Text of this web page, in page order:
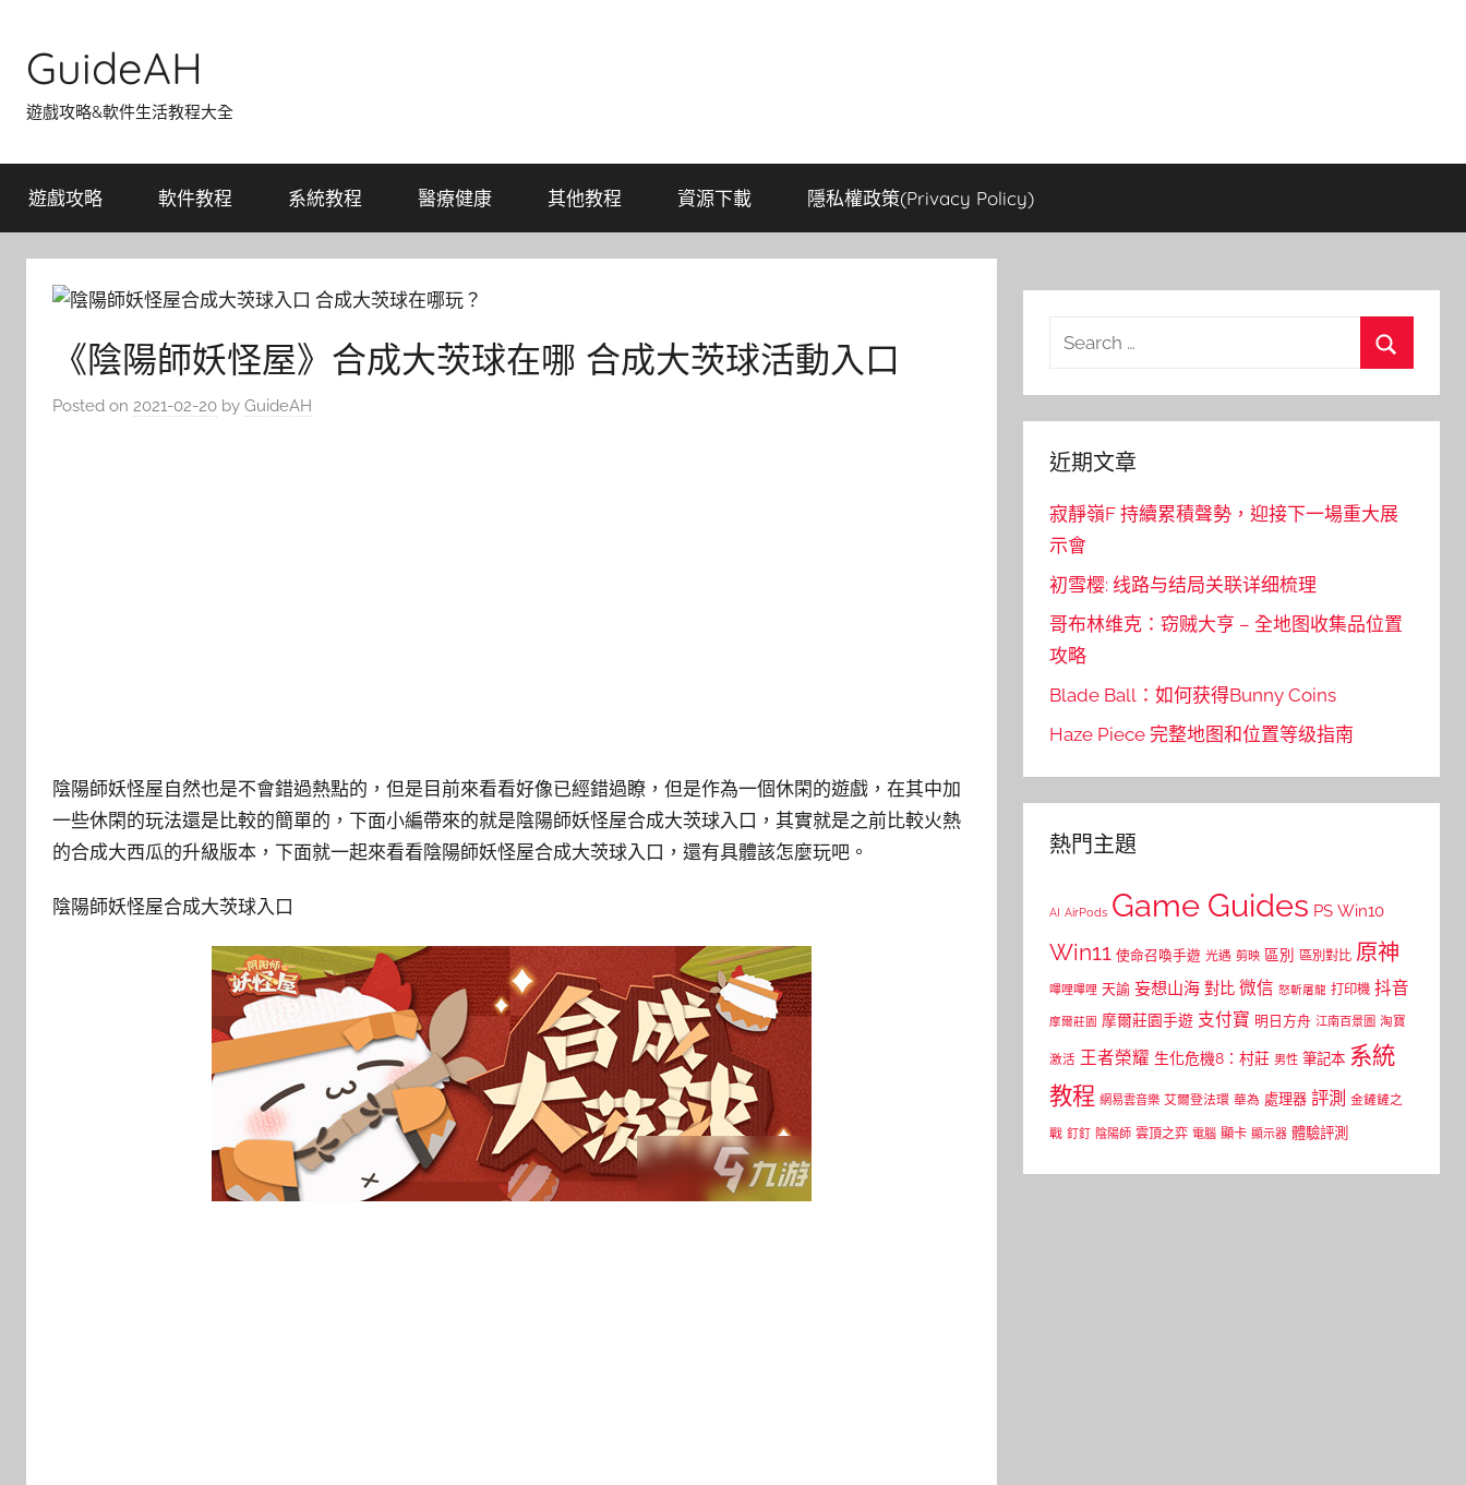
content
GuideAH
遊戲攻略&軟件生活教程大全
遊戲攻略 軟件教程 系統教程 醫療健康 其他教程 資源下載 隱私權政策(Privacy Policy)
《陰陽師妖怪屋》合成大茨球在哪 合成大茨球活動入口
Posted on 2021-02-20 by GuideAH
陰陽師妖怪屋自然也是不會錯過熱點的，但是目前來看看好像已經錯過瞭，但是作為一個休閑的遊戲，在其中加
一些休閑的玩法還是比較的簡單的，下面小編帶來的就是陰陽師妖怪屋合成大茨球入口，其實就是之前比較火熱
的合成大西瓜的升級版本，下面就一起來看看陰陽師妖怪屋合成大茨球入口，還有具體該怎麼玩吧。
陰陽師妖怪屋合成大茨球入口
Search
近期文章
寂靜嶺F 持續累積聲勢，迎接下一場重大展
示會
初雪樱: 线路与结局关联详细梳理
哥布林维克：窃贼大亨 – 全地图收集品位置
攻略
Blade Ball：如何获得Bunny Coins
Haze Piece 完整地图和位置等级指南
熱門主題
AI AirPods Game Guides PS Win10
Win11 使命召喚手遊 光遇 剪映 區別 區別對比 原神
嗶哩嗶哩 天諭 妄想山海 對比 微信 怒斬屠龍 打印機 抖音
摩爾莊園 摩爾莊園手遊 支付寶 明日方舟 江南百景圖 淘寶
激活 王者榮耀 生化危機8：村莊 男性 筆記本 系統
教程 網易雲音樂 艾爾登法環 華為 處理器 評測 金鏟鏟之
戰 釘釘 陰陽師 雲頂之弈 電腦 顯卡 顯示器 體驗評測